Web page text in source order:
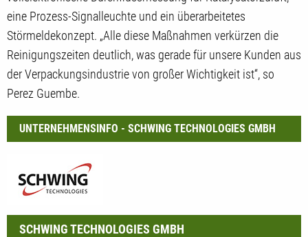
eine Prozess-Signalleuchte und ein überarbeitetes
Störmeldekonzept. „Alle diese Maßnahmen verkürzen die
Reinigungszeiten deutlich, was gerade für unsere Kunden aus
der Verpackungsindustrie von großer Wichtigkeit ist“, so
Perez Guembe.
UNTERNEHMENSINFO - SCHWING TECHNOLOGIES GMBH
SCHWING TECHNOLOGIES GMBH